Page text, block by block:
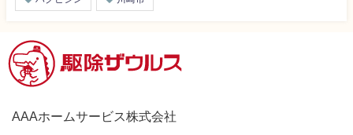
AAAホームサービス株式会社